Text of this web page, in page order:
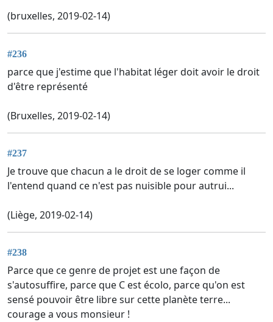
(bruxelles, 2019-02-14)
#236
parce que j'estime que l'habitat léger doit avoir le droit
d'être représenté
(Bruxelles, 2019-02-14)
#237
Je trouve que chacun a le droit de se loger comme il
l'entend quand ce n'est pas nuisible pour autrui...
(Liège, 2019-02-14)
#238
Parce que ce genre de projet est une façon de
s'autosuffire, parce que C est écolo, parce qu'on est
sensé pouvoir être libre sur cette planète terre...
courage a vous monsieur !